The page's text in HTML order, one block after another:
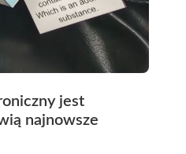
jest
najnowsze